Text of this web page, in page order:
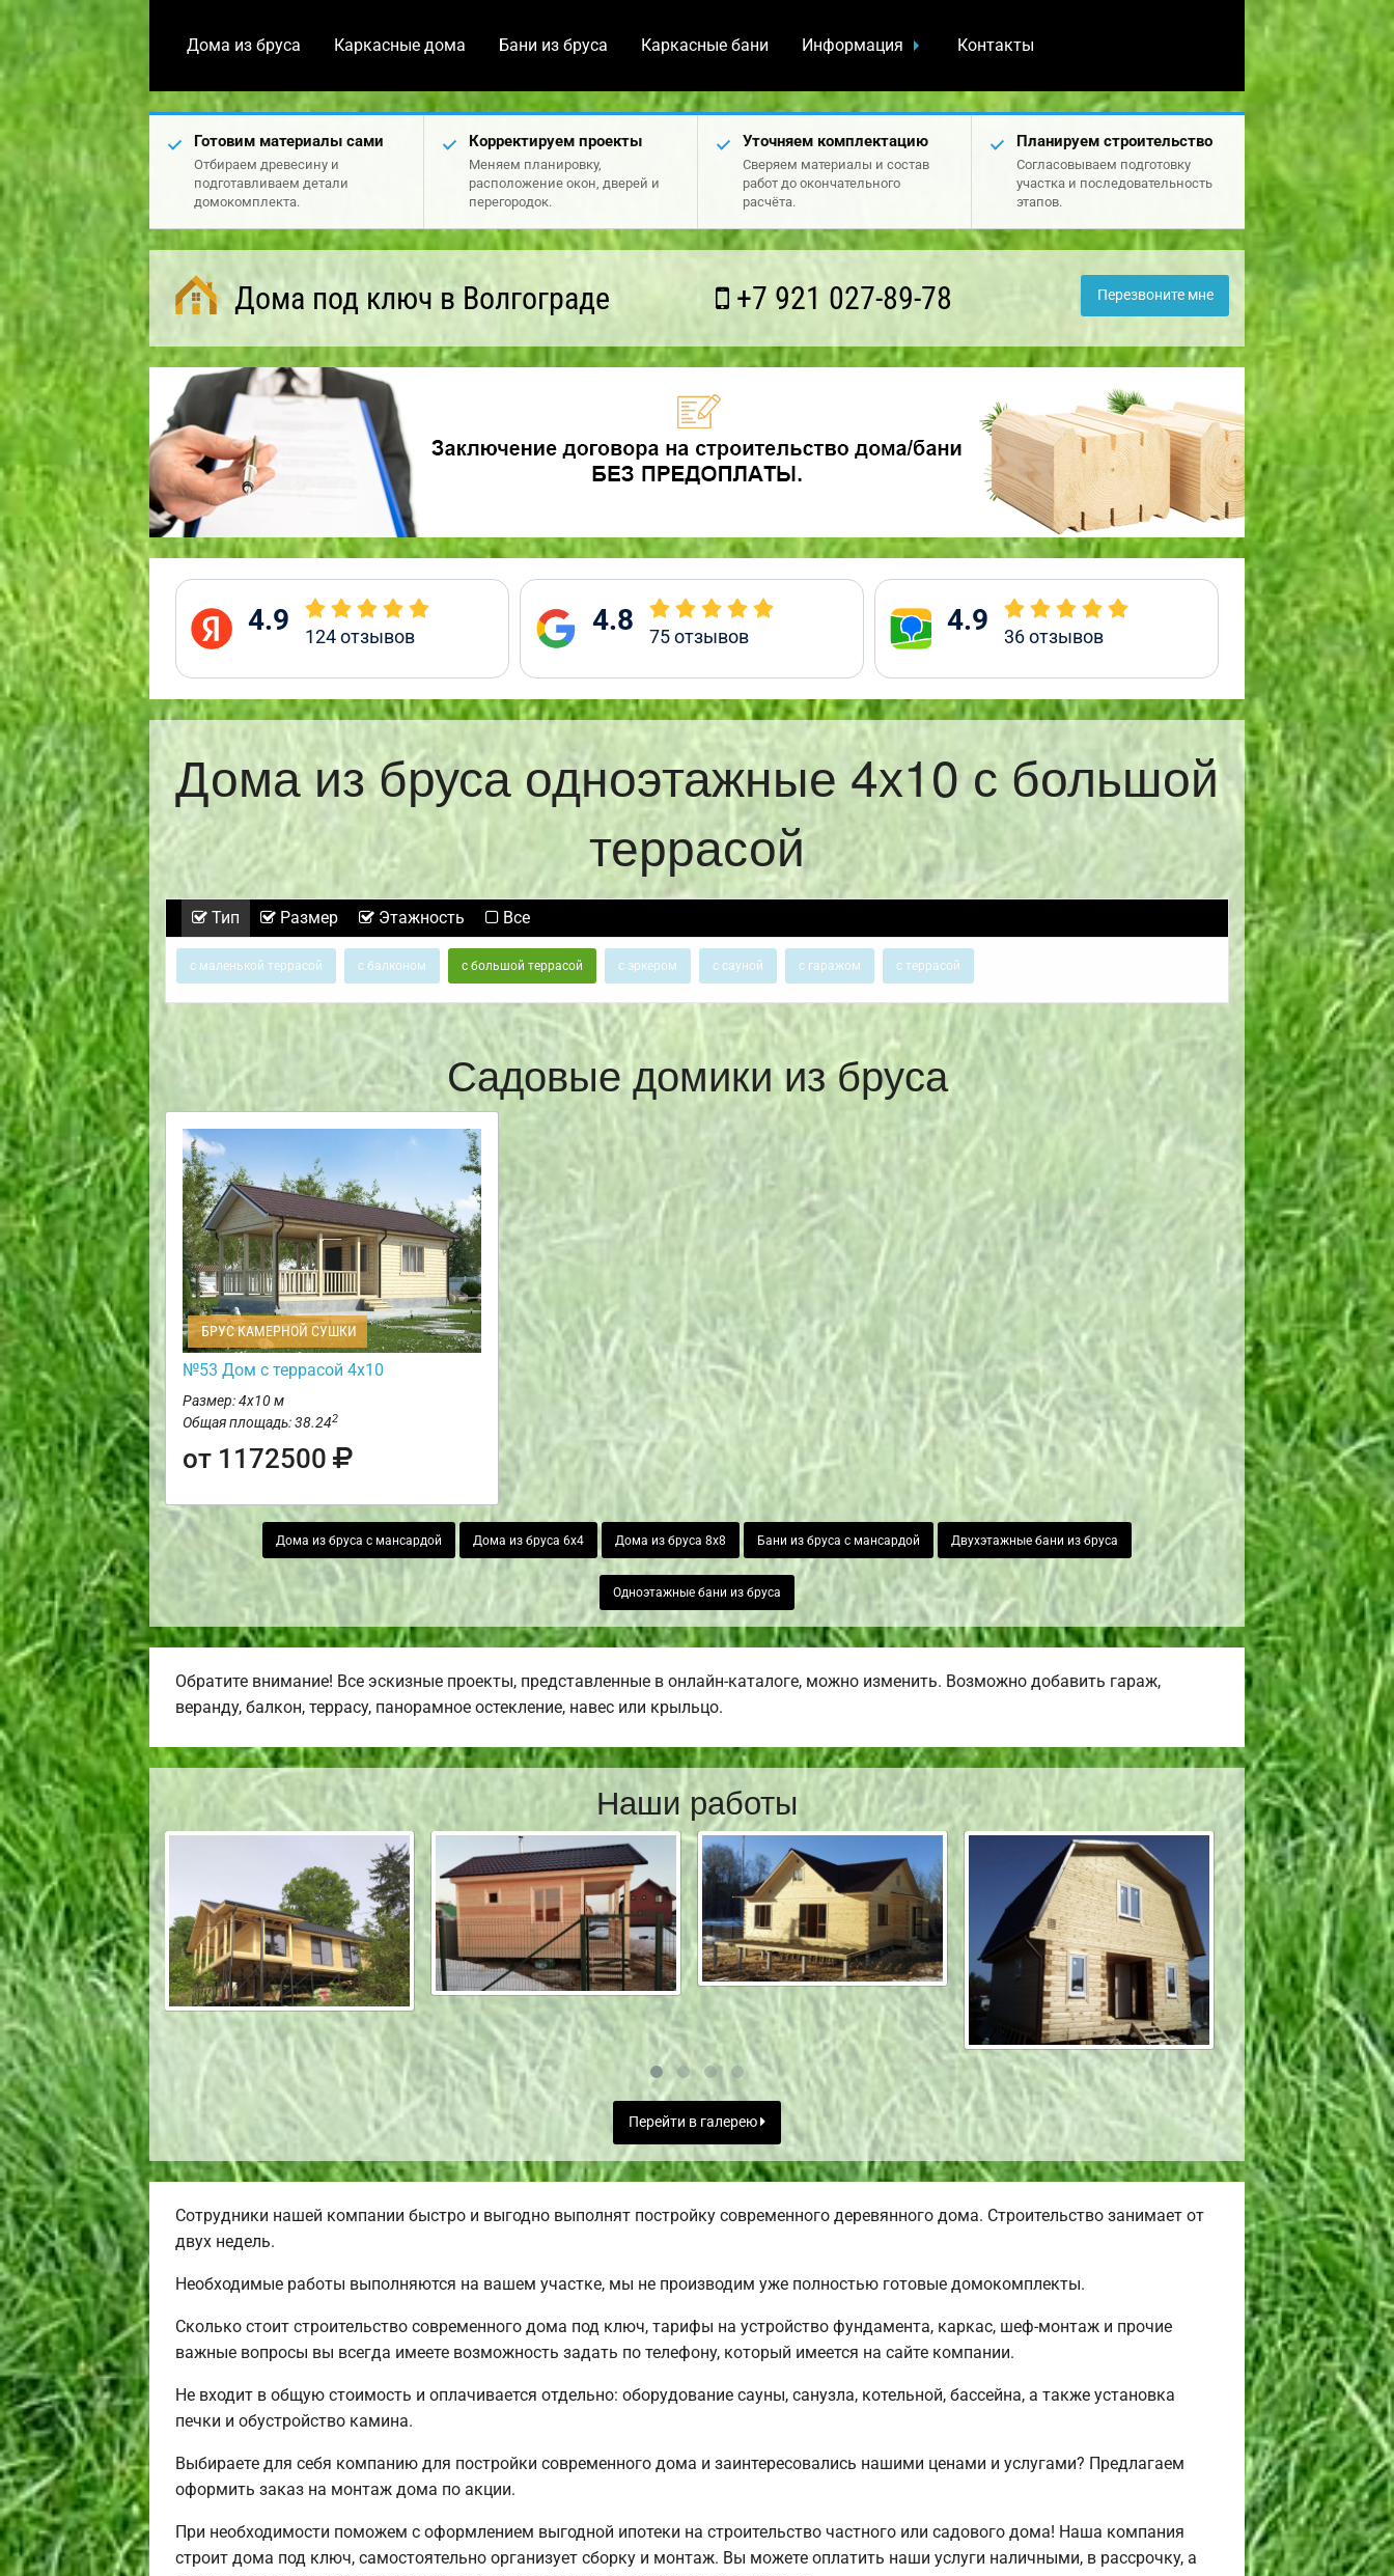
Дома из бруса Каркасные дома Бани из бруса Каркасные бани Информация Контакты
Готовим материалы сами
Отбираем древесину и
подготавливаем детали
домокомплекта.
Корректируем проекты
Меняем планировку,
расположение окон, дверей и
перегородок.
Уточняем комплектацию
Сверяем материалы и состав
работ до окончательного
расчёта.
Планируем строительство
Согласовываем подготовку
участка и последовательность
этапов.
Дома под ключ в Волгограде +7 921 027-89-78 Перезвоните мне
4.9 124отзывов 4.8 75отзывов 4.9 36отзывов
Дома из бруса одноэтажные 4х10 с большой
террасой
Тип Размер Этажность Все
с маленькой террасой с балконом с большой террасой с эркером с сауной с гаражом с террасой
Садовые домики из бруса
БРУС КАМЕРНОЙ СУШКИ
№53 Дом с террасой 4х10
Размер: 4х10 м
Общая площадь: 38.242
от 1172500
Дома из бруса с мансардой Дома из бруса 6х4 Дома из бруса 8х8 Бани из бруса с мансардой Двухэтажные бани из бруса
Одноэтажные бани из бруса
Обратите внимание! Все эскизные проекты, представленные в онлайн-каталоге, можно изменить. Возможно добавить гараж,
веранду, балкон, террасу, панорамное остекление, навес или крыльцо.
Наши работы
Перейти в галерею
Сотрудники нашей компании быстро и выгодно выполнят постройку современного деревянного дома. Строительство занимает от
двух недель.
Необходимые работы выполняются на вашем участке, мы не производим уже полностью готовые домокомплекты.
Сколько стоит строительство современного дома под ключ, тарифы на устройство фундамента, каркас, шеф-монтаж и прочие
важные вопросы вы всегда имеете возможность задать по телефону, который имеется на сайте компании.
Не входит в общую стоимость и оплачивается отдельно: оборудование сауны, санузла, котельной, бассейна, а также установка
печки и обустройство камина.
Выбираете для себя компанию для постройки современного дома и заинтересовались нашими ценами и услугами? Предлагаем
оформить заказ на монтаж дома по акции.
При необходимости поможем с оформлением выгодной ипотеки на строительство частного или садового дома! Наша компания
строит дома под ключ, самостоятельно организует сборку и монтаж. Вы можете оплатить наши услуги наличными, в рассрочку, а